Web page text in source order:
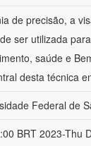
de precisão, a
ser utilizada
saúde e
desta técnica
Federal de
BRT 2023-Thu